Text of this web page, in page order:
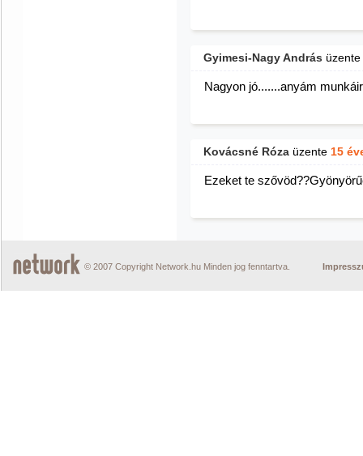
Gyimesi-Nagy András üzente
Nagyon jó.......anyám
Kovácsné Róza üzente 15
Ezeket te
© 2007 Copyright Network.hu Minden jog fenntartva.